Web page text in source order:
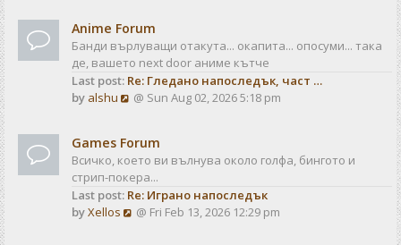
s
e
s
t
p
s
t
w
t
h
e
e
s
t
p
o
Anime Forum
Банди върлуващи отакута... окапита... опосуми... така
де, вашето next door аниме кътче
Last post: Re: Гледано напоследък, част …
by alshu
V
w
t
h
e
l
@ Sun Aug 02, 2026 5:18 pm
Games Forum
Всичко, което ви вълнува около голфа, бингото и
стрип-покера...
Last post: Re: Играно напоследък
byXellos
V@ Fri Feb 13, 2026 12:29 pm